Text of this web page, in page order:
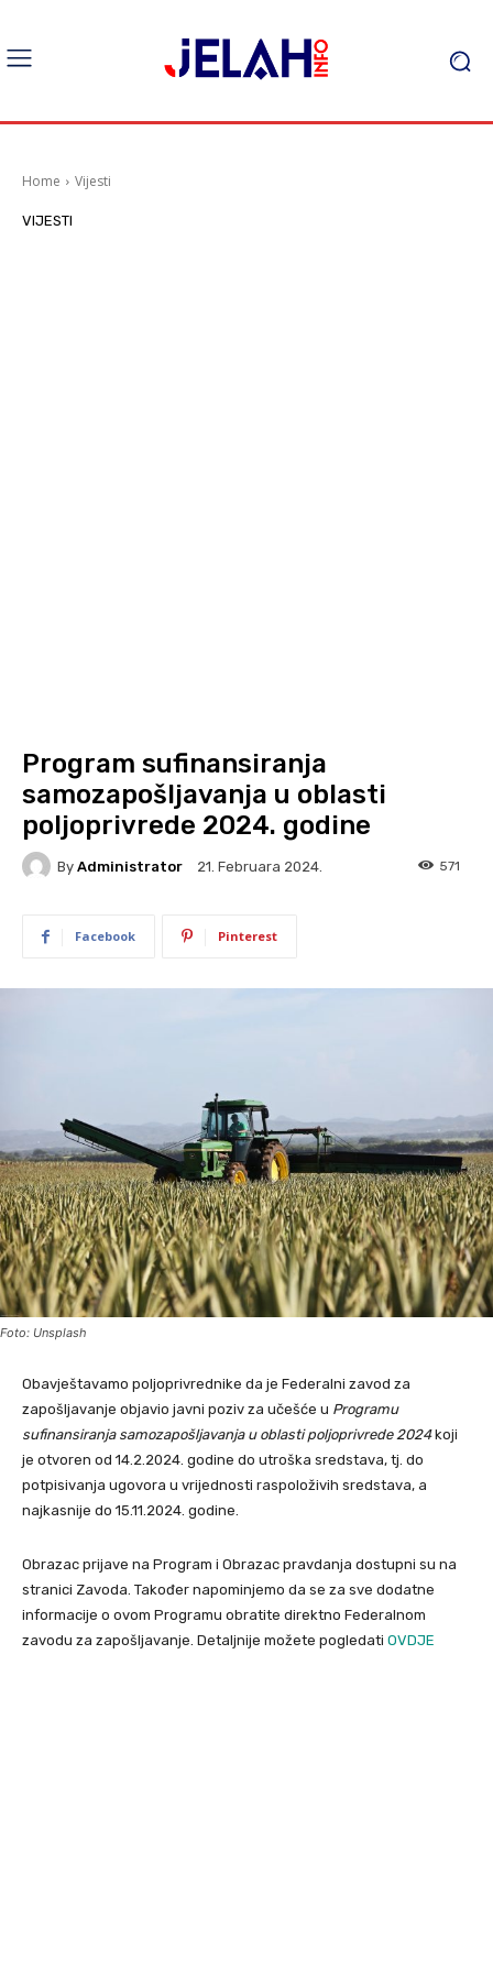
Home Vijesti
VIJESTI
Program sufinansiranja
samozapošljavanja u oblasti
poljoprivrede 2024. godine
By Administrator 21. Februara 2024. 571
Facebook Pinterest
Foto: Unsplash
Obavještavamo poljoprivrednike da je Federalni zavod za
zapošljavanje objavio javni poziv za učešće u Programu
sufinansiranja samozapošljavanja u oblasti poljoprivrede 2024koji
je otvoren od 14.2.2024. godine do utroška sredstava, tj. do
potpisivanja ugovora u vrijednosti raspoloživih sredstava, a
najkasnije do 15.11.2024. godine.
Obrazac prijave na Program i Obrazac pravdanja dostupni su na
stranici Zavoda. Također napominjemo da se za sve dodatne
informacije o ovom Programu obratite direktno Federalnom
zavodu za zapošljavanje. Detaljnije možete pogledati OVDJE